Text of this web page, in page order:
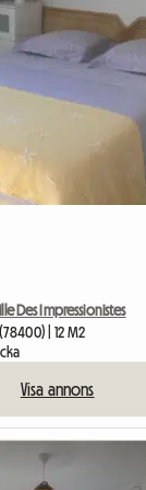
Des Impressionistes
| 12 M2
Visa annons